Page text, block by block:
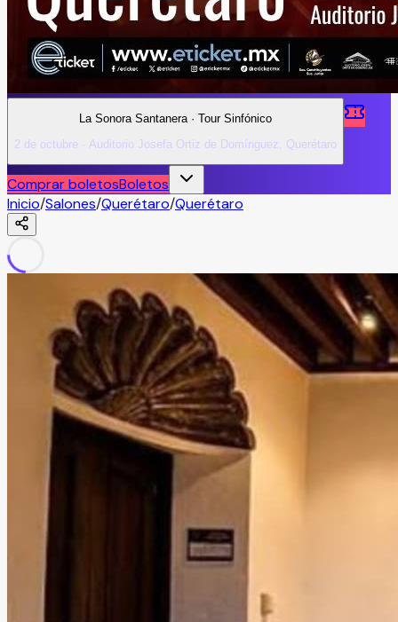
La Sonora Santanera · Tour Sinfónico
2 de octubre · Auditorio Josefa Ortiz de Domínguez, Querétaro
Comprar boletosBoletos
Inicio/Salones/Querétaro/Querétaro